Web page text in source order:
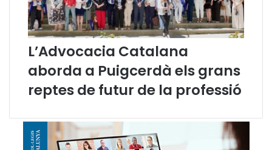
i
l
e
s
P
E
d
e
l
E
s
c
l
e
s
d
P
r
à
L’Advocacia Catalana
aborda a Puigcerdà els grans
reptes de futur de la professió